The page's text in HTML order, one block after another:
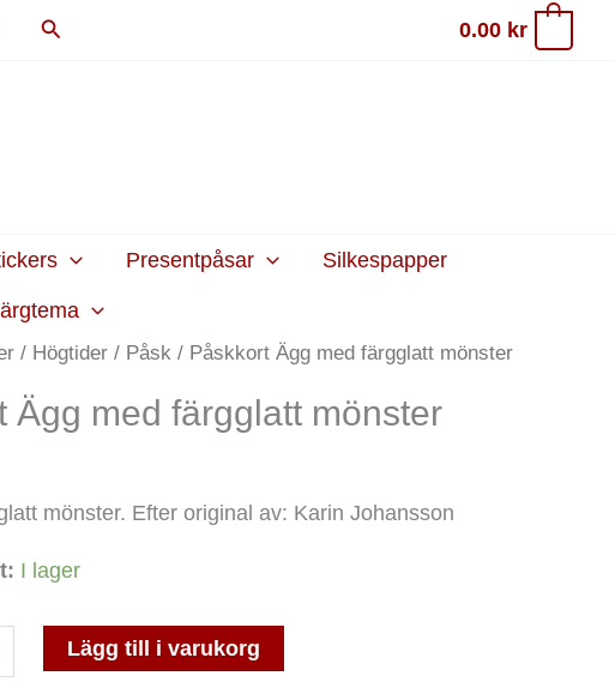
Sök 0.00 kr
Presentpåsar Silkespapper
/ Högtider / Påsk / Påskkort Ägg med färgglatt mönster
Ägg med färgglatt mönster
mönster. Efter original av: Karin Johansson
I lager
Lägg till i varukorg